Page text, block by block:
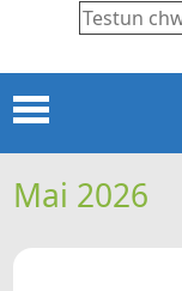
Chwilio
CARTREF
Mai 2026